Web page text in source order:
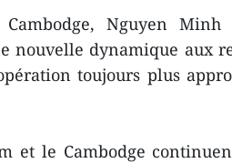
Nguyen Minh
nouvelle dynamique aux
toujours plus
et le Cambodge